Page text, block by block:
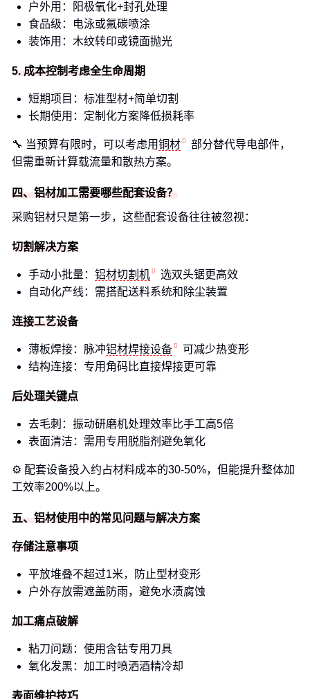
户外用：阳极氧化+封孔处理
食品级：电泳或氟碳喷涂
装饰用：木纹转印或镜面抛光
5. 成本控制考虑全生命周期
短期项目：标准型材+简单切割
长期使用：定制化方案降低损耗率
🔧 当预算有限时，可以考虑用铜材
部分替代导电部件，
但需重新计算载流量和散热方案。
四、铝材加工需要哪些配套设备？
采购铝材只是第一步，这些配套设备往往被忽视：
切割解决方案
手动小批量： 铝材切割机
选双头锯更高效
自动化产线：需搭配送料系统和除尘装置
连接工艺设备
薄板焊接：脉冲铝材焊接设备
可减少热变形
结构连接：专用角码比直接焊接更可靠
后处理关键点
去毛刺：振动研磨机处理效率比手工高5倍
表面清洁：需用专用脱脂剂避免氧化
⚙️ 配套设备投入约占材料成本的30-50%，但能提升整体加
工效率200%以上。
五、铝材使用中的常见问题与解决方案
存储注意事项
平放堆叠不超过1米，防止型材变形
户外存放需遮盖防雨，避免水渍腐蚀
加工痛点破解
粘刀问题：使用含钴专用刀具
氧化发黑：加工时喷洒酒精冷却
表面维护技巧